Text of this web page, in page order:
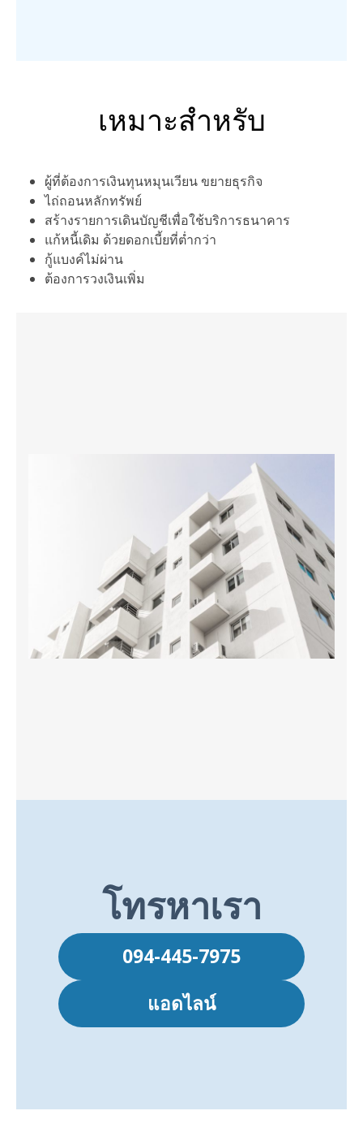
เหมาะสำหรับ
ผู้ที่ต้องการเงินทุนหมุนเวียน ขยายธุรกิจ
ไถ่ถอนหลักทรัพย์
สร้างรายการเดินบัญชีเพื่อใช้บริการธนาคาร
แก้หนี้เดิม ด้วยดอกเบี้ยที่ต่ำกว่า
กู้แบงค์ไม่ผ่าน
ต้องการวงเงินเพิ่ม
โทรหาเรา
094-445-7975
แอดไลน์